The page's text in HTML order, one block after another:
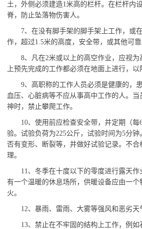
土，外侧必须建造1米高的栏杆。在栏杆内
脊，防止坠落物伤害人。
7、在没有脚手架的脚手架上工作，或
作，超过1.5米的高度，安全带，或其他可靠
8、 凡在2米或以上的高空作业，应视
上预先完成的工作都必须在地面上进行，以
9、 高职称的工作人员必须是健康的，
血压、心脏病等不应从事高中工作的人。
神时，禁止攀爬工作。
10、使用前应检查安全带，并定期（每
验。试验负荷为225公斤，试验时间为5分
否有变形、断裂等，并做好试验记录。不合
理。
11、冬季在十度以下的零度进行露天
有一个温暖的休息场所，供暖设备应由一
火。
12、暴雨、雷雨、大雾等强风和恶劣天
13、禁止在不牢固的结构上工作，例